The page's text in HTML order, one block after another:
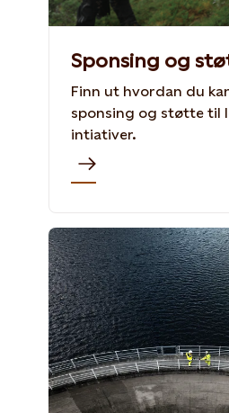
Sponsing og
Finn ut hvordan du
sponsing og støtte til
intiativer.